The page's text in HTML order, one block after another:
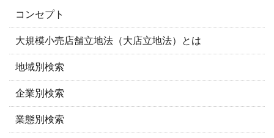
コンセプト
大規模小売店舗立地法（大店立地法）とは
地域別検索
企業別検索
業態別検索